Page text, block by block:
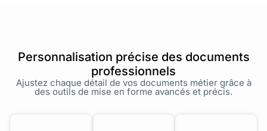
Personnalisation précise des documents
professionnels
Ajustez chaque détail de vos documents métier grâce à
des outils de mise en forme avancés et précis.